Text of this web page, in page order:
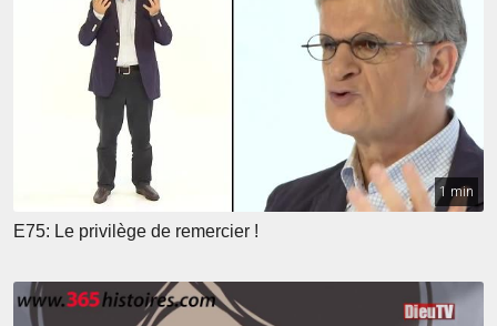
1 min
E75: Le privilège de remercier !